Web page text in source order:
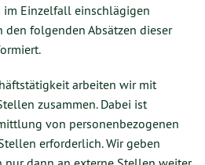
Einzelfall einschlägigen
folgenden Absätzen dieser
arbeiten wir mit
zusammen. Dabei ist
von personenbezogenen
erforderlich. Wir geben